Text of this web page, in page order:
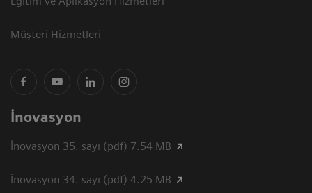
Müşteri Hizmetleri
İnovasyon
İnovasyon 35. sayı (pdf) 7.54 MB
İnovasyon 34. sayı (pdf) 4.25 MB